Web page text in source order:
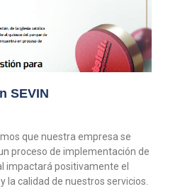
SEVIN
que nuestra empresa se
proceso de implementación de
impactará positivamente el
la calidad de nuestros servicios.